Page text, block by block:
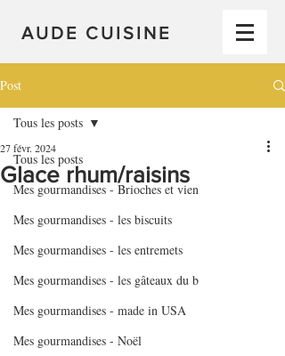
AUDE CUISINE
Post
Tous les posts
Mes gourmandises - Brioches et vien
Mes gourmandises - les biscuits
Mes gourmandises - les entremets
Mes gourmandises - les gâteaux du b
Mes gourmandises - made in USA
Mes gourmandises - Noël
Tous les posts
Glace rhum/raisins
27 févr. 2024